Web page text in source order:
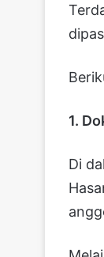
1.
Di